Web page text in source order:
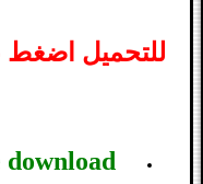
للتحميل اضغط